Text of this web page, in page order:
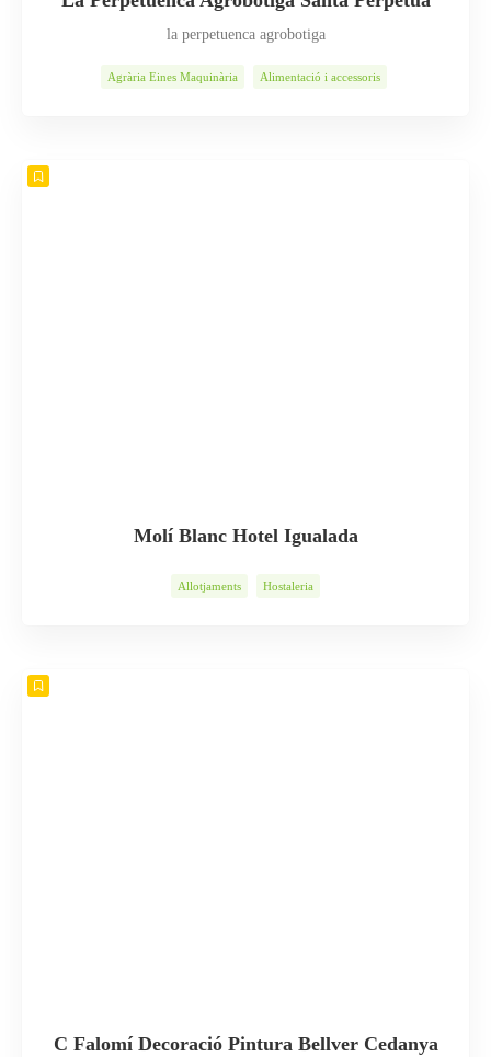
la perpetuenca agrobotiga
Agrària Eines Maquinària Alimentació i accessoris
Molí Blanc Hotel Igualada
Allotjaments Hostaleria
C Falomí Decoració Pintura Bellver Cedanya